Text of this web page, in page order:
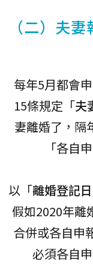
（二）夫妻
每年5月都會
15條規定「夫
妻離婚了，隔
「各自
以「離婚登記日
假如2020年離
合併或各自申
必須各自